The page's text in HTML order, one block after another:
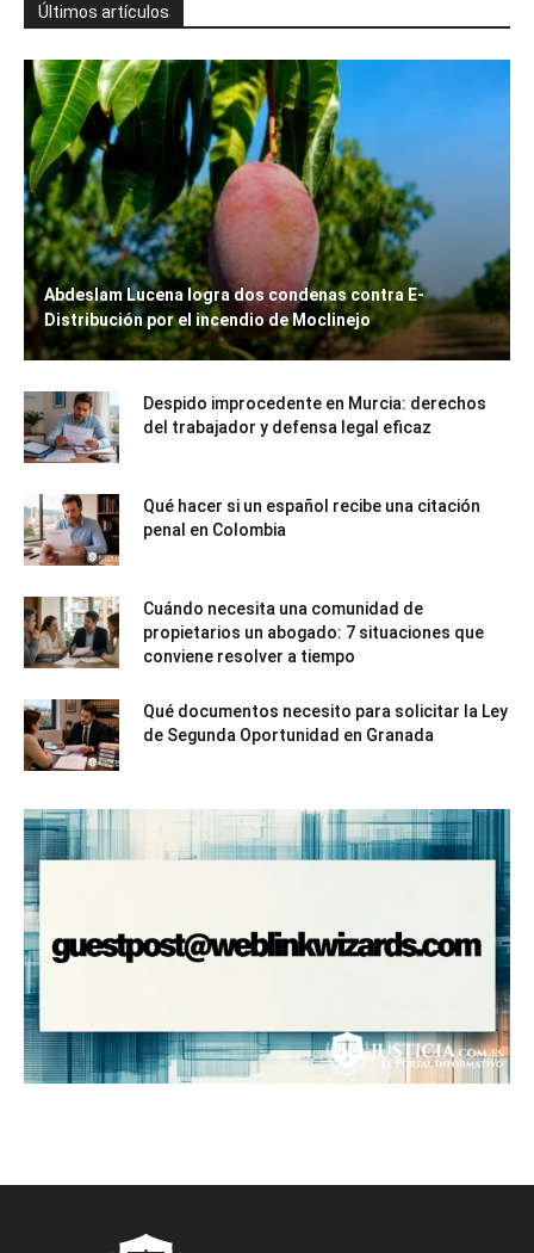
Últimos artículos
Abdeslam Lucena logra dos condenas contra E-
Distribución por el incendio de Moclinejo
Despido improcedente en Murcia: derechos
del trabajador y defensa legal eficaz
Qué hacer si un español recibe una citación
penal en Colombia
Cuándo necesita una comunidad de
propietarios un abogado: 7 situaciones que
conviene resolver a tiempo
Qué documentos necesito para solicitar la Ley
de Segunda Oportunidad en Granada